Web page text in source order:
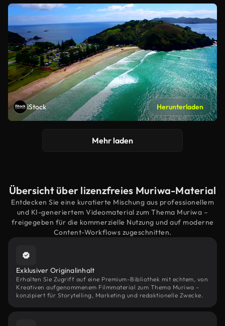
iStock Herunterladen
Mehr laden
Übersicht über lizenzfreies Muriwa-Material
Entdecken Sie eine kuratierte Mischung aus professionellem
und KI-generiertem Videomaterial zum Thema Muriwa –
freigegeben für die kommerzielle Nutzung und auf moderne
Content-Workflows zugeschnitten.
Exklusiver Originalinhalt
Erhalten Sie Zugriff auf eine Premium-Bibliothek mit echtem, von
Kreativen aufgenommenem Filmmaterial zum Thema Muriwa –
konzipiert für Storytelling, Marketing und redaktionelle Zwecke.